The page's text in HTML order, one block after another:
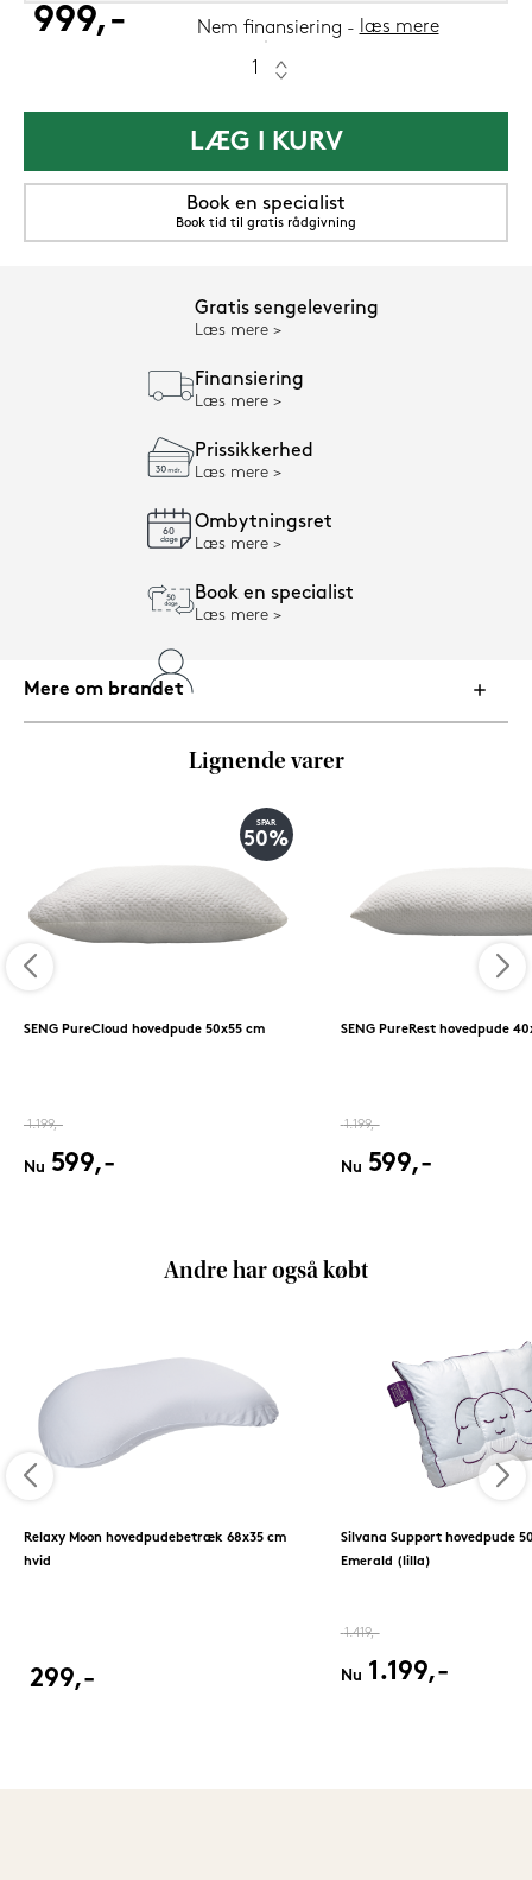
999,- Nem finansiering læs mere
LÆG I KURV
Book en specialist
Book tid til gratis rådgivning
Gratis sengelevering
Læs mere
Finansiering
Læs mere
Prissikkerhed
Læs mere
Ombytningsret
Læs mere
Book en specialist
Læs mere
Mere om brandet
Lignende varer
SPAR
50%
SENG PureCloud hovedpude 50x55 cm
1.199,-
Nu 599,-
SENG PureRest hovedpude
1.199,-
Nu 599,-
Andre har også købt
Relaxy Moon hovedpudebetræk 68x35 cm
hvid
299,-
Silvana Support hovedpude
Emerald (lilla)
1.419,-
Nu 1.199,-